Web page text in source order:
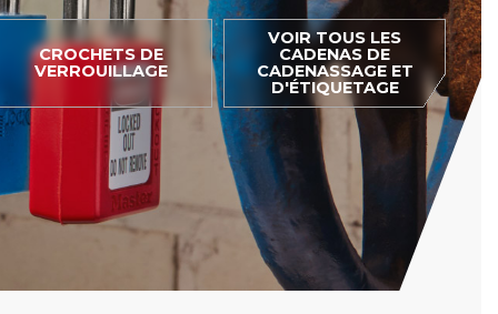
CROCHETS DE
VERROUILLAGE
VOIR TOUS LES
CADENAS DE
CADENASSAGE ET
D'ÉTIQUETAGE